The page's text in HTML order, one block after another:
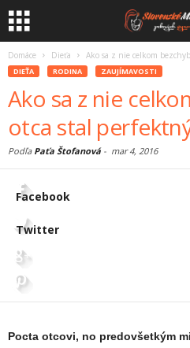
Domáce Dieťa Ako sa z nie celkom
DIEŤA RODINA ZAUJÍMAVOSTI
Ako sa z nie
otca stal
Podľa Paťa Štofanová- mar 4, 2016
Facebook
Twitter
Pocta otcovi, no predovšetkým